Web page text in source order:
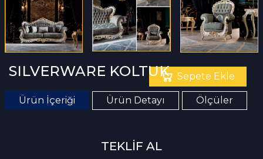
SILVERWARE KOLTUK Sepete Ekle
Ürün İçeriği Ürün Detayı Ölçüler
TEKLİF AL